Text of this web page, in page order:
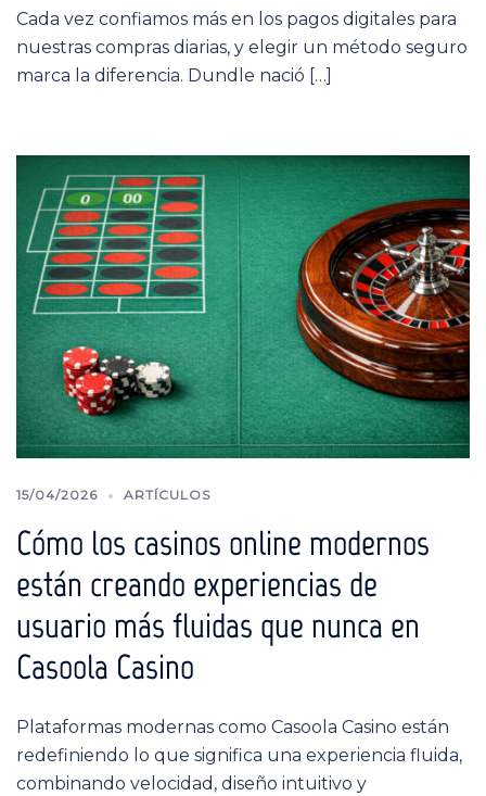
Cada vez confiamos más en los pagos digitales para
nuestras compras diarias, y elegir un método seguro
marca la diferencia. Dundle nació […]
15/04/2026 ARTÍCULOS
Cómo los casinos online modernos
están creando experiencias de
usuario más fluidas que nunca en
Casoola Casino
Plataformas modernas como Casoola Casino están
redefiniendo lo que significa una experiencia fluida,
combinando velocidad, diseño intuitivo y